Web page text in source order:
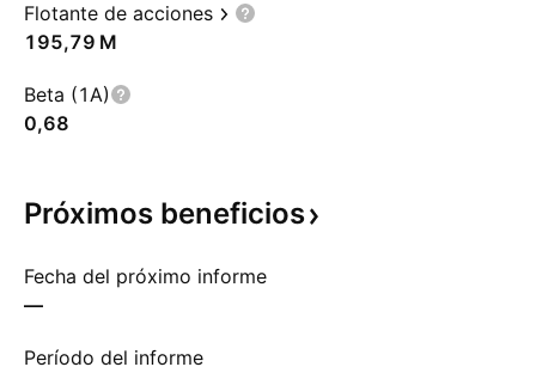
Flotante de acciones
‪195,79 M‬
Beta (1A)
0,68
Próximos beneficios
Fecha del próximo informe
—
Período del informe